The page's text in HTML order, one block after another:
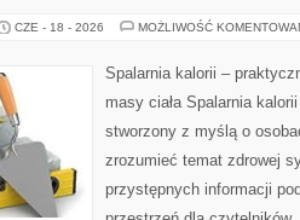
CZE - 18 - 2026 MOŻLIWOŚĆ
Spalarnia kalorii –
masy ciała Spalarnia
stworzony z myślą o
zrozumieć temat zdrowej
przystępnych informacji